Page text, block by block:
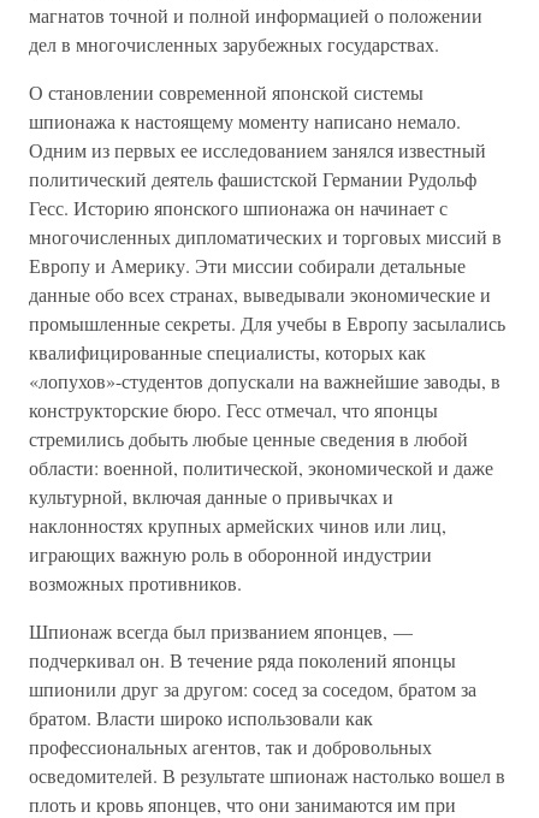
магнатов точной и полной информацией о положении
дел в многочисленных зарубежных государствах.
О становлении современной японской системы
шпионажа к настоящему моменту написано немало.
Одним из первых ее исследованием занялся известный
политический деятель фашистской Германии Рудольф
Гесс. Историю японского шпионажа он начинает с
многочисленных дипломатических и торговых миссий в
Европу и Америку. Эти миссии собирали детальные
данные обо всех странах, выведывали экономические и
промышленные секреты. Для учебы в Европу засылались
квалифицированные специалисты, которых как
«лопухов»-студентов допускали на важнейшие заводы, в
конструкторские бюро. Гесс отмечал, что японцы
стремились добыть любые ценные сведения в любой
области: военной, политической, экономической и даже
культурной, включая данные о привычках и
наклонностях крупных армейских чинов или лиц,
играющих важную роль в оборонной индустрии
возможных противников.
Шпионаж всегда был призванием японцев, —
подчеркивал он. В течение ряда поколений японцы
шпионили друг за другом: сосед за соседом, братом за
братом. Власти широко использовали как
профессиональных агентов, так и добровольных
осведомителей. В результате шпионаж настолько вошел в
плоть и кровь японцев, что они занимаются им при